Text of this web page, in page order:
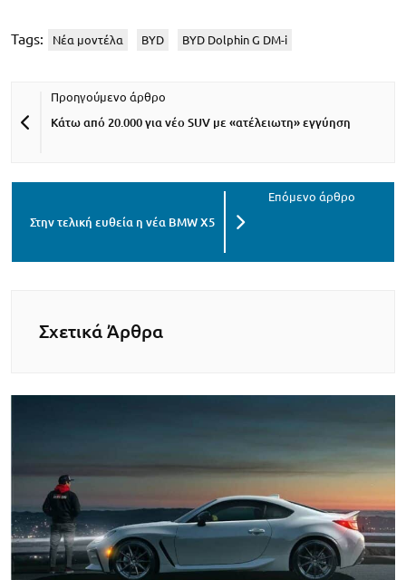
Tags: Νέα μοντέλα BYD BYD Dolphin G DM-i
Κάτω από 20.000 για νέο SUV με «ατέλειωτη» εγγύηση
Στην τελική ευθεία η νέα BMW X5
Σχετικά Άρθρα